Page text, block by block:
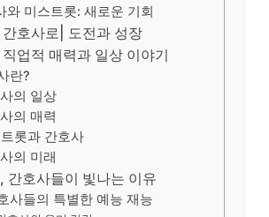
와 미스트롯: 새로운 기회
호사로| 도전과 성장
업적 매력과 일상 이야기
란?
의 일상
의 매력
롯과 간호사
의 미래
간호사들이 빛나는 이유
사들의 특별한 예능 재능